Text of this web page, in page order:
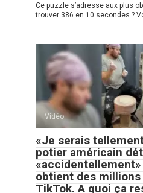
Ce puzzle s’adresse aux plus
trouver 386 en 10 secondes ?
Vidéo
«Je serais
potier américain
obtient des millions
TikTok. A quoi ça